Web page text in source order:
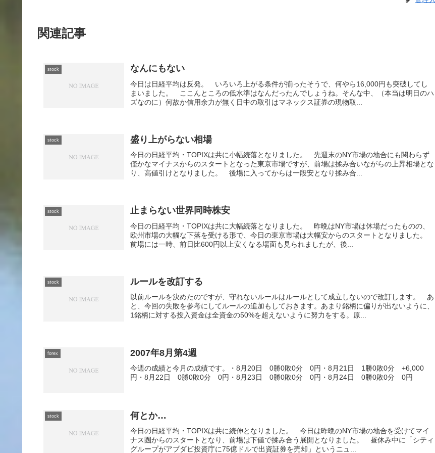
関連記事
stock なんにもない
今日は日経平均は反発。 いろいろ上がる条件が揃ったそうで、何やら16,000円も突破してし
まいました。 ここんところの低水準はなんだったんでしょうね。そんな中、（本当は明日のハ
ズなのに）何故か信用余力が無く日中の取引はマネックス証券の現物取...
stock 盛り上がらない相場
今日の日経平均・TOPIXは共に小幅続落となりました。 先週末のNY市場の地合にも関わらず
僅かなマイナスからのスタートとなった東京市場ですが、前場は揉み合いながらの上昇相場とな
り、高値引けとなりました。 後場に入ってからは一段安となり揉み合...
stock 止まらない世界同時株安
今日の日経平均・TOPIXは共に大幅続落となりました。 昨晩はNY市場は休場だったものの、
欧州市場の大幅な下落を受ける形で、今日の東京市場は大幅安からのスタートとなりました。
前場には一時、前日比600円以上安くなる場面も見られましたが、後...
stock ルールを改訂する
以前ルールを決めたのですが、守れないルールはルールとして成立しないので改訂します。 あ
と、今回の失敗を参考にしてルールの追加もしておきます。あまり銘柄に偏りが出ないように、
1銘柄に対する投入資金は全資金の50%を超えないように努力をする。原...
forex 2007年8月第4週
今週の成績と今月の成績です。・8月20日 0勝0敗0分 0円・8月21日 1勝0敗0分 +6,000
円・8月22日 0勝0敗0分 0円・8月23日 0勝0敗0分 0円・8月24日 0勝0敗0分 0円
stock 何とか…
今日の日経平均・TOPIXは共に続伸となりました。 今日は昨晩のNY市場の地合を受けてマイ
ナス圏からのスタートとなり、前場は下値で揉み合う展開となりました。 昼休み中に「シティ
グループがアブダビ投資庁に75億ドルで出資証券を売却」というニュ...